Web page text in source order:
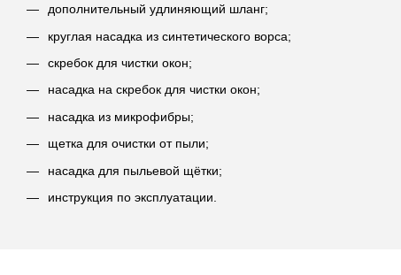
дополнительный удлиняющий шланг;
круглая насадка из синтетического ворса;
скребок для чистки окон;
насадка на скребок для чистки окон;
насадка из микрофибры;
щетка для очистки от пыли;
насадка для пыльевой щётки;
инструкция по эксплуатации.